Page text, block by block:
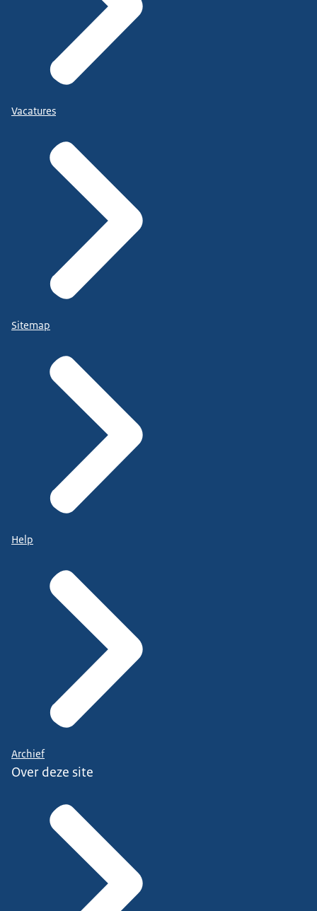
Vacatures
Sitemap
Help
Archief
Over deze site